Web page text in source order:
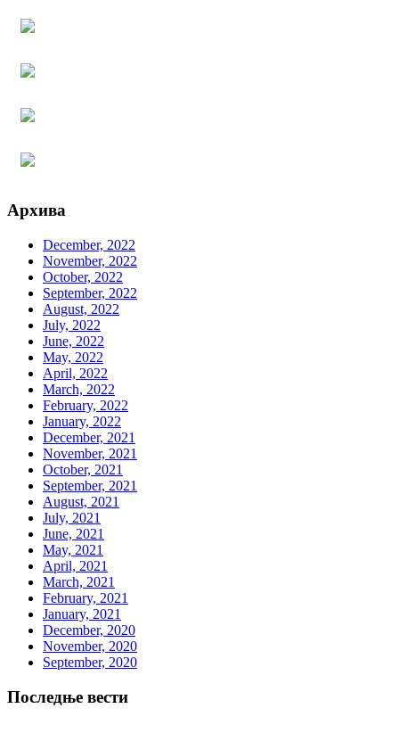
Архива
December, 2022
November, 2022
October, 2022
September, 2022
August, 2022
July, 2022
June, 2022
May, 2022
April, 2022
March, 2022
February, 2022
January, 2022
December, 2021
November, 2021
October, 2021
September, 2021
August, 2021
July, 2021
June, 2021
May, 2021
April, 2021
March, 2021
February, 2021
January, 2021
December, 2020
November, 2020
September, 2020
Последње вести